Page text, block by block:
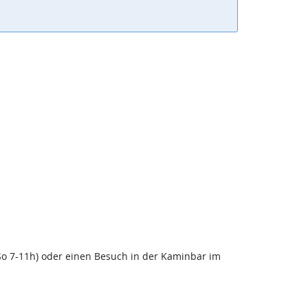
7-11h) oder einen Besuch in der Kaminbar im